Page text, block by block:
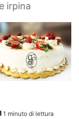
irpina
1 minuto di lettura